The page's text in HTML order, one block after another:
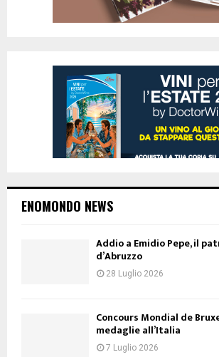
ENOMONDO NEWS
Addio a Emidio Pepe, il
d’Abruzzo
28 Luglio 2026
Concours Mondial de
medaglie all’Italia
7 Luglio 2026